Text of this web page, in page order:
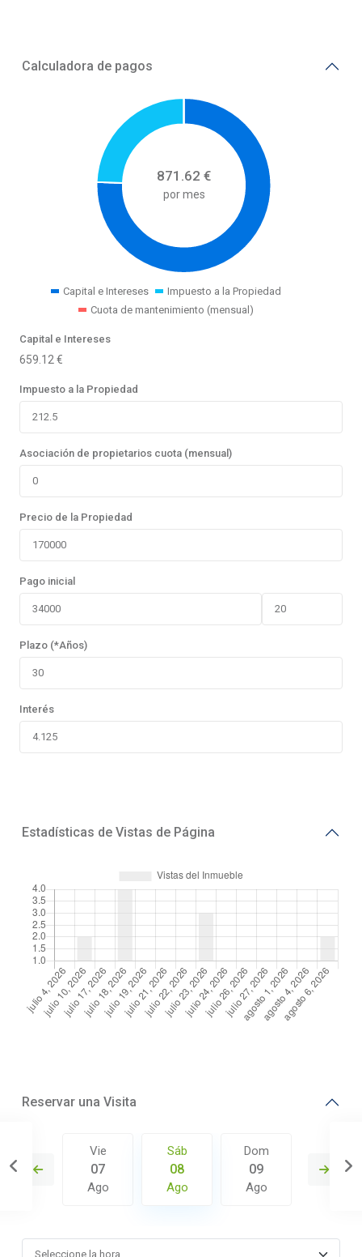
Calculadora de pagos
871.62 €
por mes
Capital e Intereses
Impuesto a la Propiedad
Cuota de mantenimiento (mensual)
Capital e Intereses
659.12 €
Impuesto a la Propiedad
Asociación de propietarios cuota (mensual)
Precio de la Propiedad
Pago inicial
Plazo (*Años)
Interés
Estadísticas de Vistas de Página
Reservar una Visita
16
Vie
07
Ago
Sáb
08
Ago
Dom
09
Ago
10